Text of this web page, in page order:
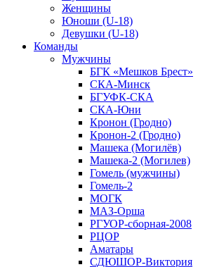
Женщины
Юноши (U-18)
Девушки (U-18)
Команды
Мужчины
БГК «Мешков Брест»
СКА-Минск
БГУФК-СКА
СКА-Юни
Кронон (Гродно)
Кронон-2 (Гродно)
Машека (Могилёв)
Машека-2 (Могилев)
Гомель (мужчины)
Гомель-2
МОГК
МАЗ-Орша
РГУОР-сборная-2008
РЦОР
Аматары
СДЮШОР-Виктория